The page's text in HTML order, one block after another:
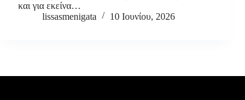
και για εκείνα…
lissasmenigata
10 Ιουνίου, 2026